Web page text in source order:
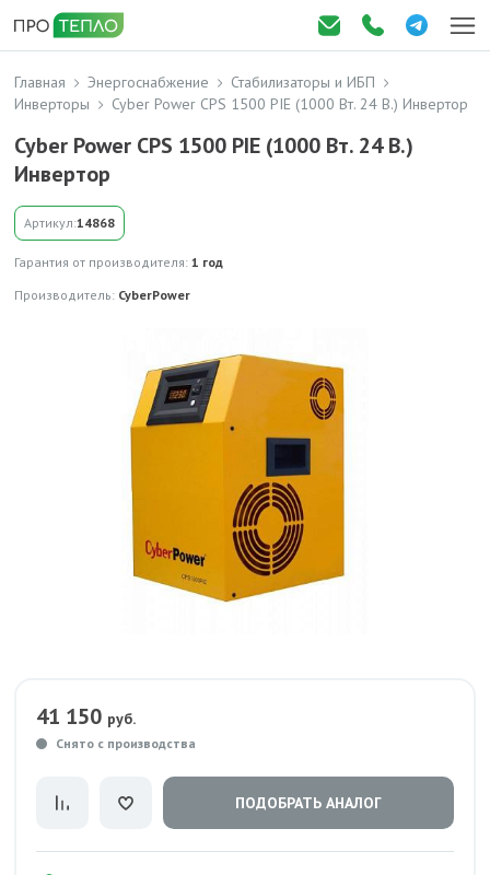
Главная Энергоснабжение
Стабилизаторы и ИБП
Инверторы
Cyber Power CPS 1500 PIE (1000 Вт. 24 В.) Инвертор
Cyber Power CPS 1500 PIE (1000 Вт. 24 В.)
Инвертор
Артикул:14868
Гарантия от производителя: 1 год
Производитель: CyberPower
41 150 руб.
Снято с производства
ПОДОБРАТЬ АНАЛОГ